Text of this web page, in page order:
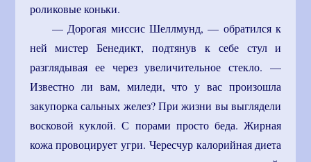
роликовые коньки.
— Дорогая миссис Шеллмунд, — обратился к
ней мистер Бенедикт, подтянув к себе стул и
разглядывая ее через увеличительное стекло. —
Известно ли вам, миледи, что у вас произошла
закупорка сальных желез? При жизни вы выглядели
восковой куклой. С порами просто беда. Жирная
кожа провоцирует угри. Чересчур калорийная диета